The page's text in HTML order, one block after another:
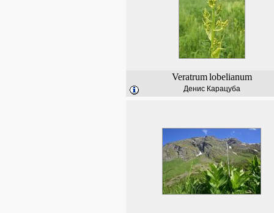
Veratrum lobelianum
Денис Карацуба